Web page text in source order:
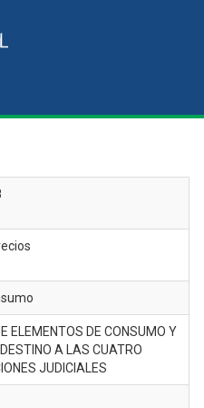
ELEMENTOS DE CONSUMO Y
A LAS CUATRO
JUDICIALES